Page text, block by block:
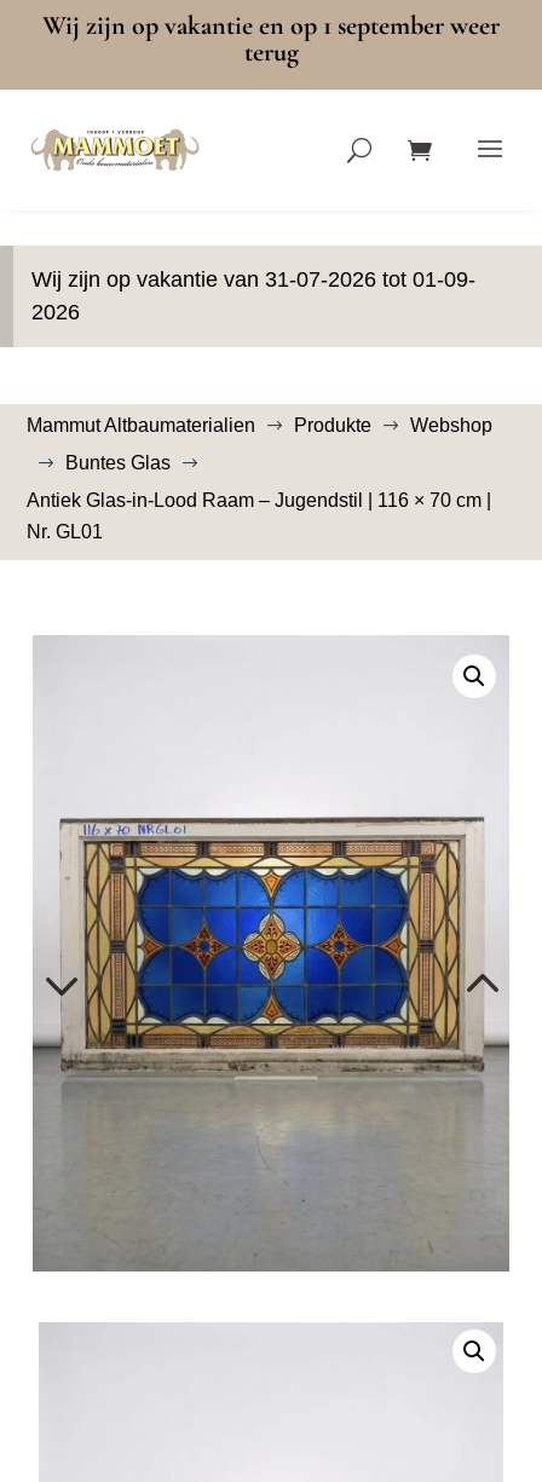
Wij zijn op vakantie en op 1 september weer
terug
Wij zijn op vakantie van 31-07-2026 tot 01-09-
2026
Mammut Altbaumaterialien $ Produkte $ Webshop
$ Buntes Glas $
Antiek Glas-in-Lood Raam – Jugendstil | 116 × 70 cm |
Nr. GL01